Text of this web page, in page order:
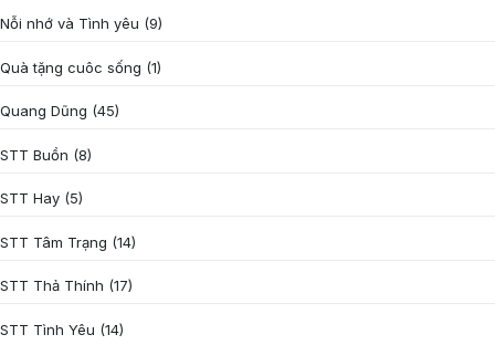
Nỗi nhớ và Tình yêu (9)
Quà tặng cuôc sống (1)
Quang Dũng (45)
STT Buồn (8)
STT Hay (5)
STT Tâm Trạng (14)
STT Thả Thính (17)
STT Tình Yêu (14)